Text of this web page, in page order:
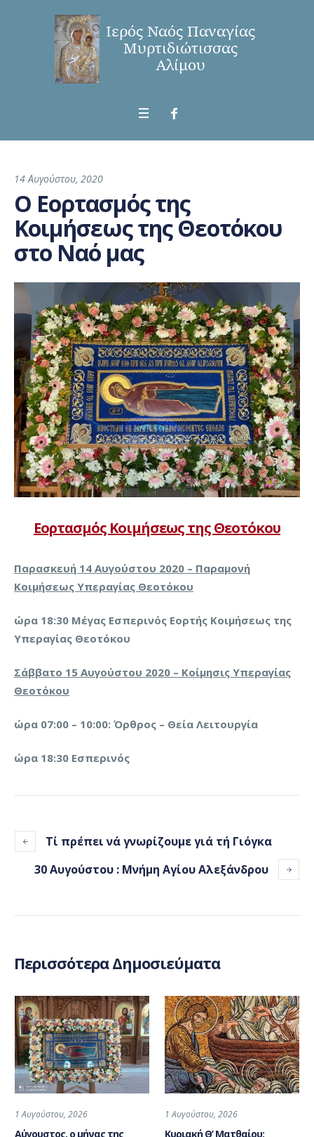
14 Αυγούστου, 2020
Ο Εορτασμός της
Κοιμήσεως της Θεοτόκου
στο Ναό μας
Εορτασμός Κοιμήσεως της Θεοτόκου
Παρασκευή 14 Αυγούστου 2020 – Παραμονή
Κοιμήσεως Υπεραγίας Θεοτόκου
ώρα 18:30 Μέγας Εσπερινός Εορτής Κοιμήσεως της
Υπεραγίας Θεοτόκου
Σάββατο 15 Αυγούστου 2020 – Κοίμησις Υπεραγίας
Θεοτόκου
ώρα 07:00 – 10:00: Όρθρος – Θεία Λειτουργία
ώρα 18:30 Εσπερινός
Τί πρέπει νά γνωρίζουμε γιά τή Γιόγκα
30 Αυγούστου : Μνήμη Αγίου Αλεξάνδρου
Περισσότερα Δημοσιεύματα
1 Αυγούστου, 2026
Αύγουστος, ο μήνας της
1 Αυγούστου, 2026
Κυριακή Θ’ Ματθαίου: